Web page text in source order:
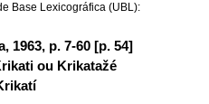
Base Lexicográfica (UBL):
1963, p. 7-60 [p. 54]
ou Krikatažé